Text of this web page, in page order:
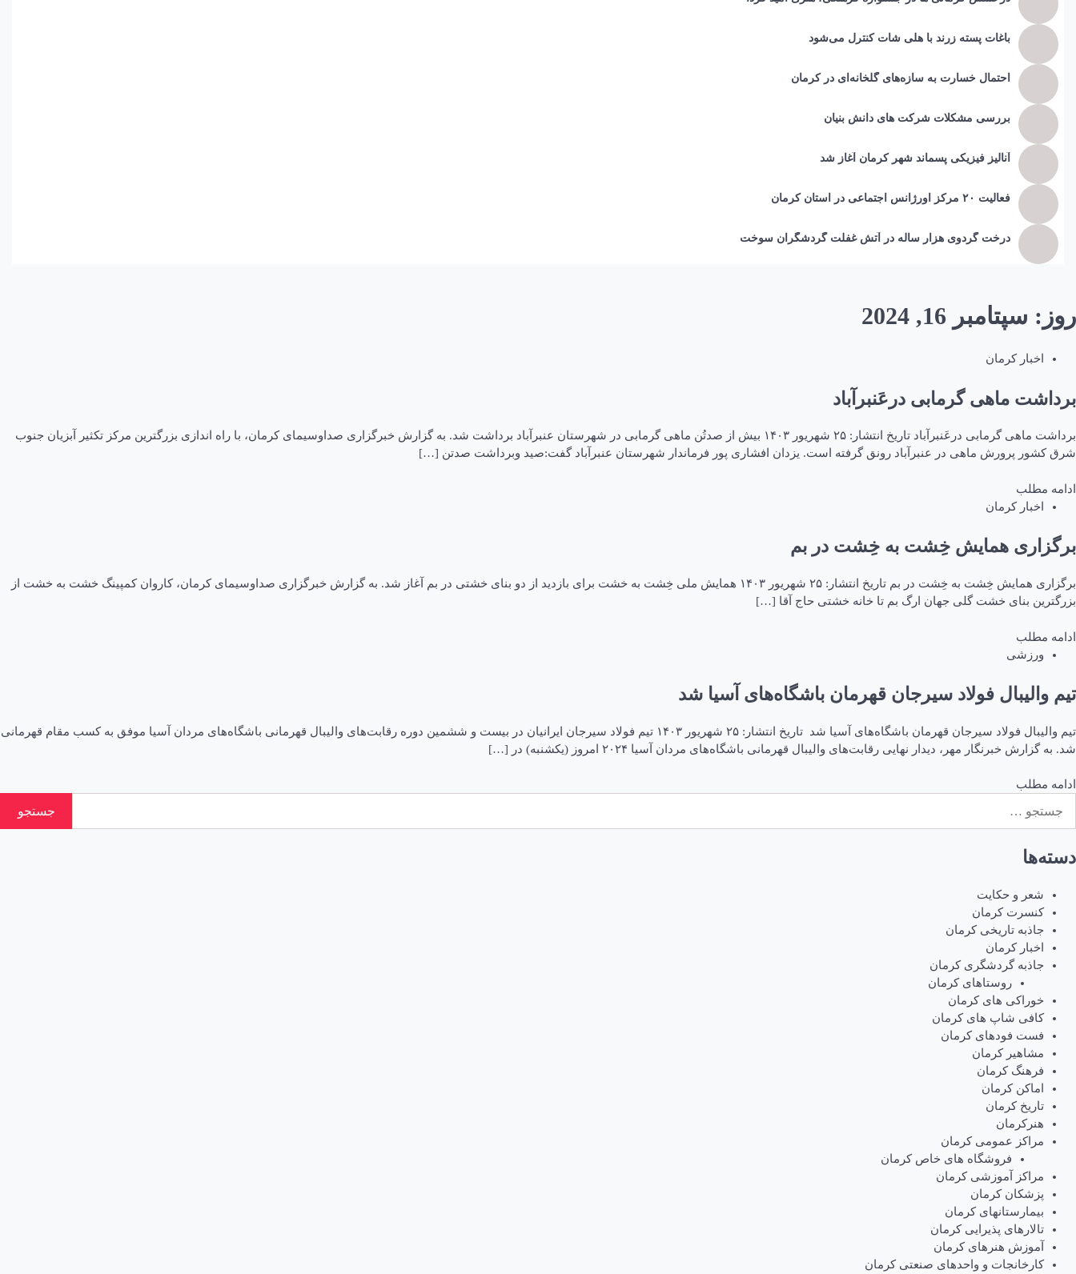
باغات پسته زرند با هلی شات کنترل می‌شود
احتمال خسارت به ساز‌ه‌های گلخانه‌ای در کرمان
بررسی مشکلات شرکت های دانش بنیان
آنالیز فیزیکی پسماند شهر کرمان آغاز شد
فعالیت ۲۰ مرکز اورژانس اجتماعی در استان کرمان
درخت گردوی هزار ساله در آتش غفلت گردشگران سوخت
روز: سپتامبر 16, 2024
اخبار کرمان
برداشت ماهی گرمابی درعَنبرآباد
برداشت ماهی گرمابی درعَنبرآباد تاریخ انتشار: ۲۵ شهريور ۱۴۰۳ بیش از صدتُن ماهی گرمابی در شهرستان عنبرآباد برداشت شد. به گزارش خبرگزاری صداوسیمای کرمان، با راه اندازی بزرگترین مرکز تکثیر آبزیان جنوب
شرق کشور پرورش ماهی در عنبرآباد رونق گرفته است. یزدان افشاری پور فرماندار شهرستان عنبرآباد گفت:صید وبرداشت صدتن […]
ادامه مطلب
اخبار کرمان
برگزاری همایش خِشت به خِشت در بم
برگزاری همایش خِشت به خِشت در بم تاریخ انتشار: ۲۵ شهريور ۱۴۰۳ همایش ملی خِشت به خشت برای بازدید از دو بنای خشتی در بم آغاز شد. به گزارش خبرگزاری صداوسیمای کرمان، کاروان کمپینگ خشت به خشت از
بزرگترین بنای خشت گلی جهان ارگ بم تا خانه خشتی حاج آقا […]
ادامه مطلب
ورزشی
تیم والیبال فولاد سیرجان قهرمان باشگاه‌های آسیا شد
تیم والیبال فولاد سیرجان قهرمان باشگاه‌های آسیا شد تاریخ انتشار: ۲۵ شهریور ۱۴۰۳ تیم فولاد سیرجان ایرانیان در بیست و ششمین دوره رقابت‌های والیبال قهرمانی باشگاه‌های مردان آسیا موفق به کسب مقام قهرمانی
شد. به گزارش خبرنگار مهر، دیدار نهایی رقابت‌های والیبال قهرمانی باشگاه‌های مردان آسیا ۲۰۲۴ امروز (یکشنبه) در […]
ادامه مطلب
برای:
دسته‌ها
شعر و حکایت
کنسرت کرمان
جاذبه تاریخی کرمان
اخبار کرمان
جاذبه گردشگری کرمان
روستاهای کرمان
خوراکی های کرمان
کافی شاپ های کرمان
فست فودهای کرمان
مشاهیر کرمان
فرهنگ کرمان
اماکن کرمان
تاریخ کرمان
هنرکرمان
مراکز عمومی کرمان
فروشگاه های خاص کرمان
مراکز آموزشی کرمان
پزشکان کرمان
بیمارستانهای کرمان
تالارهای پذیرایی کرمان
آموزش هنرهای کرمان
کارخانجات و واحدهای صنعتی کرمان